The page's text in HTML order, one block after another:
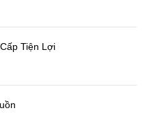
Tiện Lợi